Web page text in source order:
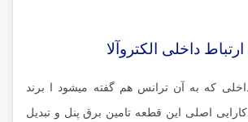
داخلی الکتروآلا
داخلی که به آن ترانس هم گفته میشود ا برند
اصلی این قطعه تامین برق پنل و تبدیل